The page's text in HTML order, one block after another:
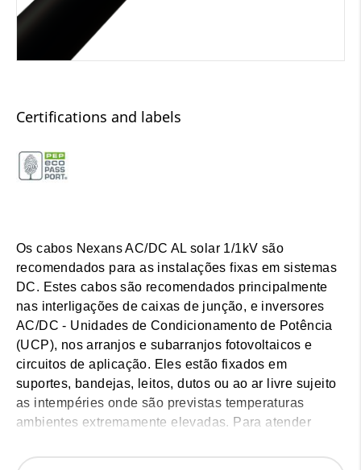
Certifications and labels
Os cabos Nexans AC/DC AL solar 1/1kV são
recomendados para as instalações fixas em sistemas
DC. Estes cabos são recomendados principalmente
nas interligações de caixas de junção, e inversores
AC/DC - Unidades de Condicionamento de Potência
(UCP), nos arranjos e subarranjos fotovoltaicos e
circuitos de aplicação. Eles estão fixados em
suportes, bandejas, leitos, dutos ou ao ar livre sujeito
as intempéries onde são previstas temperaturas
ambientes extremamente elevadas. Para atender
queima, estes cabos são fornecidos com um